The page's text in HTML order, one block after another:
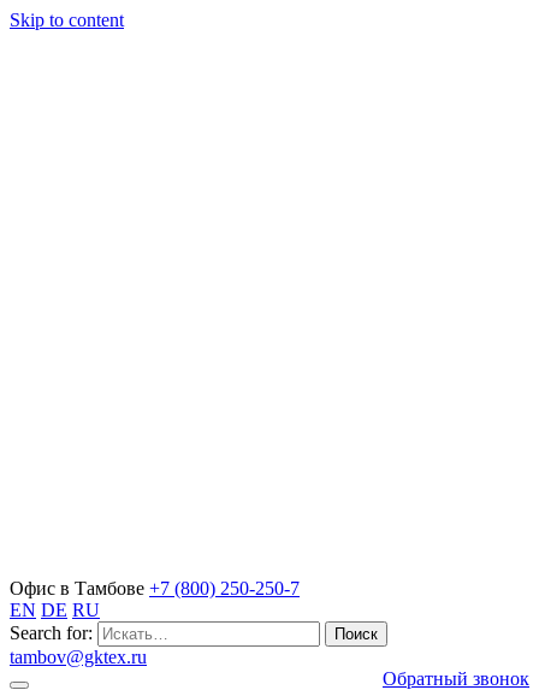
Skip to content
Офис в Тамбове +7 (800) 250-250-7
EN DE RU
Search for:
tambov@gktex.ru
Обратный звонок